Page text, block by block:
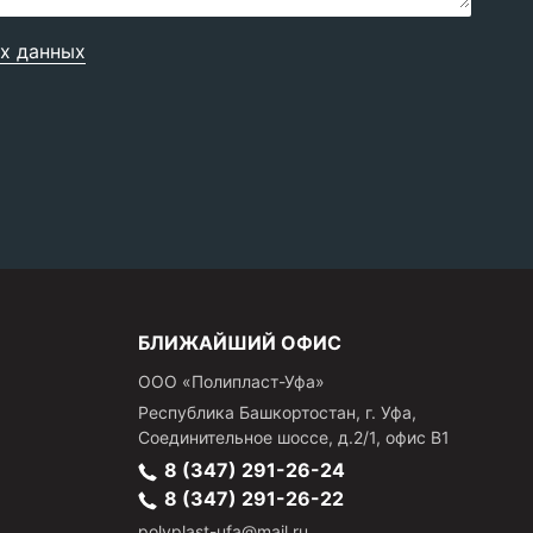
данных
БЛИЖАЙШИЙ ОФИС
ООО «Полипласт-Уфа»
Республика Башкортостан, г. Уфа,
Соединительное шоссе, д.2/1, офис В1
8 (347) 291-26-24
8 (347) 291-26-22